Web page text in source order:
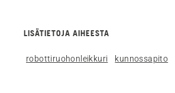
LISÄTIETOJA AIHEESTA
robottiruohonleikkuri kunnossapito